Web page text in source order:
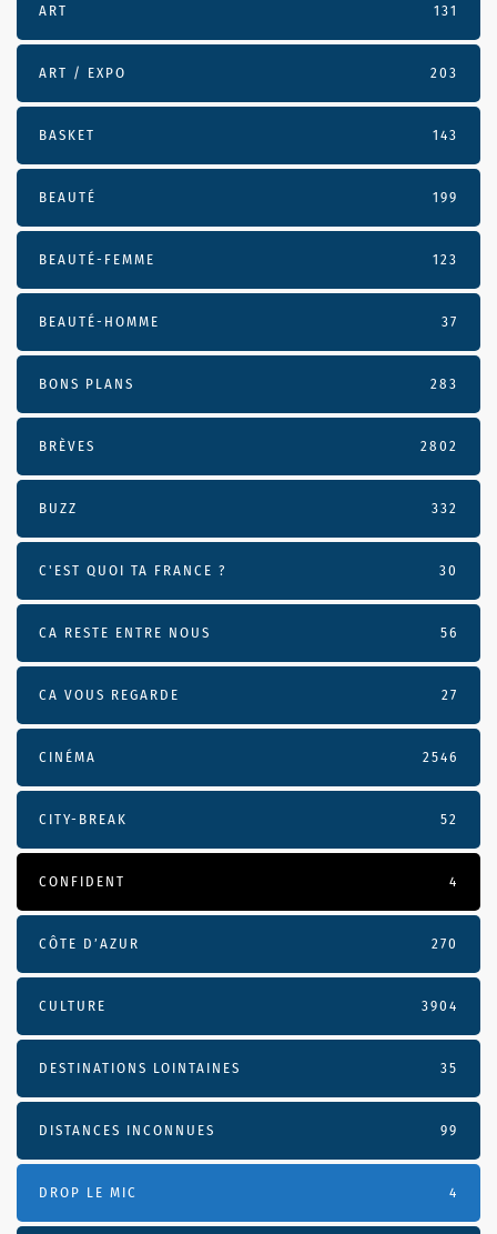
ART 131
ART / EXPO 203
BASKET 143
BEAUTÉ 199
BEAUTÉ-FEMME 123
BEAUTÉ-HOMME 37
BONS PLANS 283
BRÈVES 2802
BUZZ 332
C'EST QUOI TA FRANCE ? 30
CA RESTE ENTRE NOUS 56
CA VOUS REGARDE 27
CINÉMA 2546
CITY-BREAK 52
CONFIDENT 4
CÔTE D’AZUR 270
CULTURE 3904
DESTINATIONS LOINTAINES 35
DISTANCES INCONNUES 99
DROP LE MIC 4